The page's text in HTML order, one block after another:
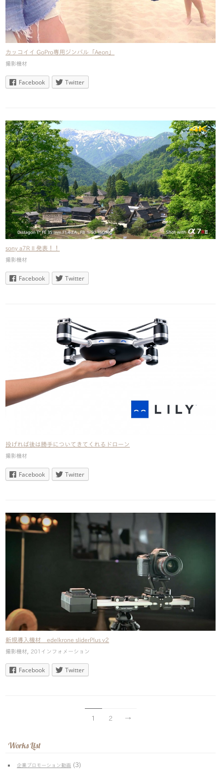
カッコイイ GoPro専用ジンバル「Aeon」
撮影機材
Facebook Twitter
sony a7R II 発表！！
撮影機材
Facebook Twitter
投げれば後は勝手についてきてくれるドローン
撮影機材
Facebook Twitter
新規導入機材 edelkrone sliderPlus v2
撮影機材, 201インフォメーション
Facebook Twitter
1 2 →
Works List
企業プロモーション動画 (3)